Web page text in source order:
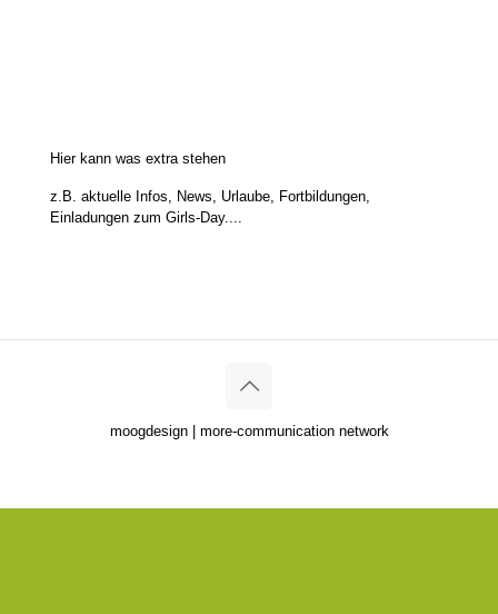
Hier kann was extra stehen
z.B. aktuelle Infos, News, Urlaube, Fortbildungen,
Einladungen zum Girls-Day....
moogdesign | more-communication network